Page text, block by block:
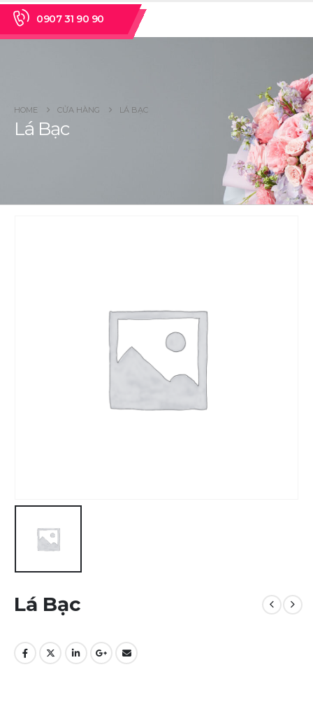
0907 31 90 90
HOME CỬA HÀNG LÁ BẠC
Lá Bạc
Lá Bạc